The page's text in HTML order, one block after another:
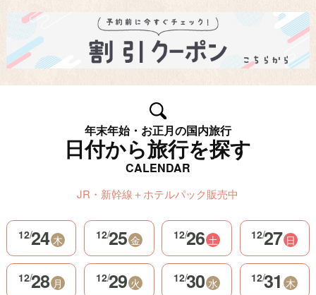
年末年始・お正月の国内旅行
日付から旅行を探す
CALENDAR
JR・新幹線＋ホテルパック販売中
12/24 木 12/25 金 12/26 土 12/27 日
12/28 月 12/29 火 12/30 水 12/31 木